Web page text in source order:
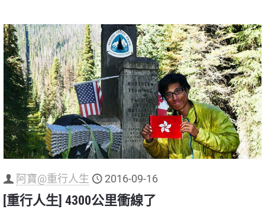
阿寶@重行人生 2016-09-16
[重行人生] 4300公里衝線了